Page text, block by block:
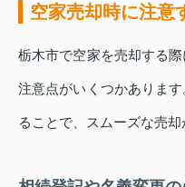
空家売却時に注意
栃木市で空家を売却する
注意点がいくつかありま
ることで、スムーズな売却